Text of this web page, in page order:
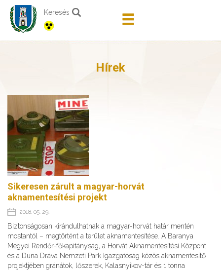
Keresés
Hírek
Sikeresen zárult a magyar-horvát
aknamentesítési projekt
2018. 05. 29.
Biztonságosan kirándulhatnak a magyar-horvát határ mentén
mostantól – megtörtént a terület aknamentesítése. A Baranya
Megyei Rendőr-főkapitányság, a Horvát Aknamentesítési Központ
és a Duna Dráva Nemzeti Park Igazgatóság közös aknamentesítő
projektjében gránátok, lőszerek, Kalasnyikov-tár és 1 tonna